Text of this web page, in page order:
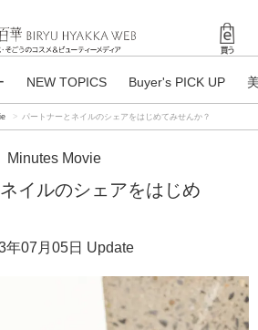
NEW TOPICS Buyer's PICK UP
パートナーとネイルのシェアをはじめてみせんか？
Minutes Movie
イルのシェアをはじめ
年07月05日 Update